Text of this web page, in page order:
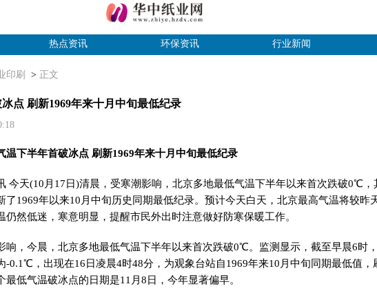
热点资讯 环保资讯 行业新闻
印刷 > 正文
点 刷新1969年来十月中旬最低纪录
半年首破冰点 刷新1969年来十月中旬最低纪录
(10月17日)清晨，受寒潮影响，北京多地最低气温下半年以来首次跌破0℃，
了1969年以来10月中旬历史同期最低纪录。预计今天白天，北京最高气温将较昨
然低迷，寒意明显，提醒市民外出时注意做好防寒保暖工作。
今晨，北京多地最低气温下半年以来首次跌破0℃。监测显示，截至早晨6时
-0.1℃，出现在16日凌晨4时48分，为观象台站自1969年来10月中旬同期最低值，
最低气温破冰点的日期是11月8日，今年显著偏早。